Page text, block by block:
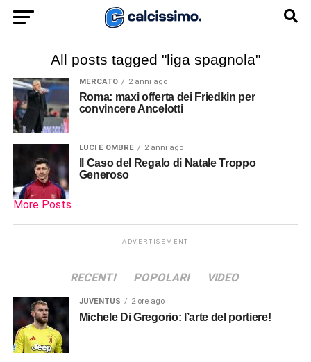
All posts tagged "liga spagnola"
MERCATO 2 anni ago
Roma: maxi offerta dei Friedkin per
convincere Ancelotti
LUCI E OMBRE 2 anni ago
Il Caso del Regalo di Natale Troppo
Generoso
More Posts
ADVERTISEMENT
RECENTI POPOLARI VIDEO
JUVENTUS 2 ore ago
Michele Di Gregorio: l’arte del portiere!